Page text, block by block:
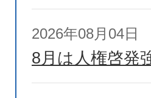
2026年08月04日
8月は人権啓発